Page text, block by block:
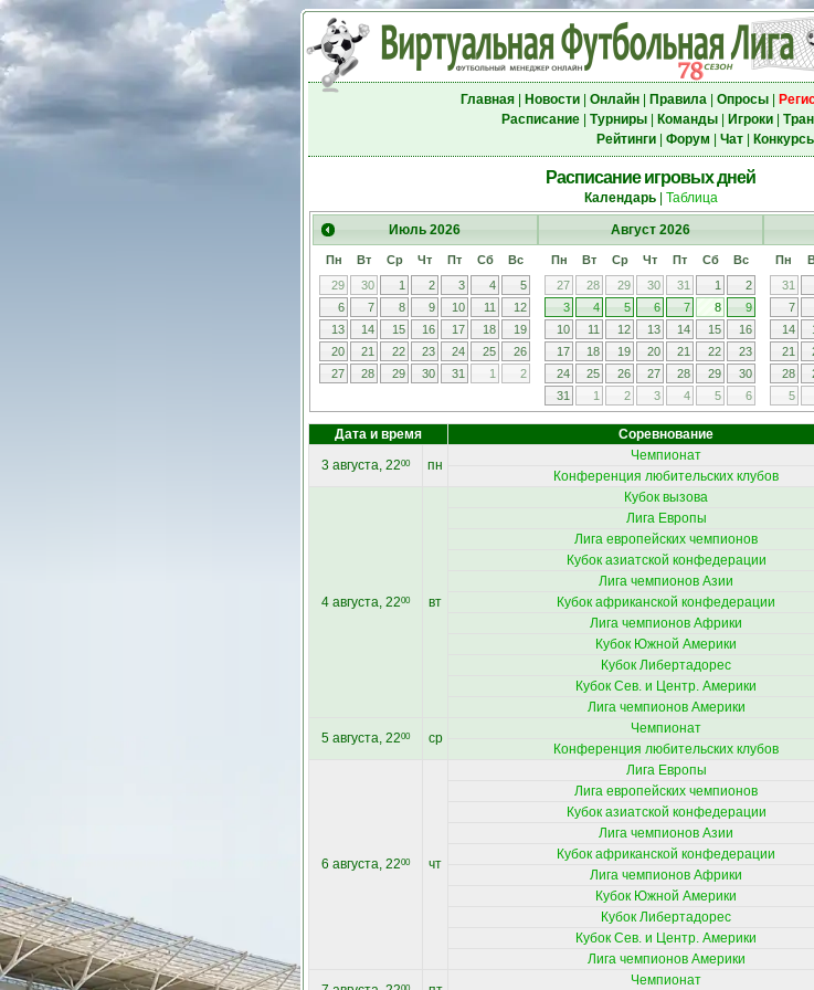
Главная| Новости| Онлайн| Правила| Опросы|
Расписание| Турниры| Команды| Игроки|
Рейтинги| Форум Чат|
Расписание игровых дней
Календарь| Таблица
Июль 2026
Пн Вт Ср Чт Пт Сб
Вс
29
30 1 2 3 4
5
6
7 8 9 10 11
12
13
14 15 16 17 18
19
20
21 22 23 24 25
26
27
28 29 30 31 1 2
Август 2026
Пн Вт Ср Чт Пт Сб
Вс
27
28 29 30 31 1
2
3
4 5 6 7 8
9
10
11 12 13 14 15
16
17
18 19 20 21 22
23
24
25 26 27 28 29
30
31
1 2 3 4 5 6
Пн
31
7
14
21
28
5
Дата и время Соревнование
3 августа, 2200 пн
Чемпионат
Конференция любительских клубов
4 августа, 2200 вт
Кубок вызова
Лига Европы
Лига европейских чемпионов
Кубок азиатской конфедерации
Лига чемпионов Азии
Кубок африканской конфедерации
Лига чемпионов Африки
Кубок Южной Америки
Кубок Либертадорес
Кубок Сев. и Центр. Америки
Лига чемпионов Америки
5 августа, 2200 ср
Чемпионат
Конференция любительских клубов
6 августа, 2200 чт
Лига Европы
Лига европейских чемпионов
Кубок азиатской конфедерации
Лига чемпионов Азии
Кубок африканской конфедерации
Лига чемпионов Африки
Кубок Южной Америки
Кубок Либертадорес
Кубок Сев. и Центр. Америки
Лига чемпионов Америки
Чемпионат